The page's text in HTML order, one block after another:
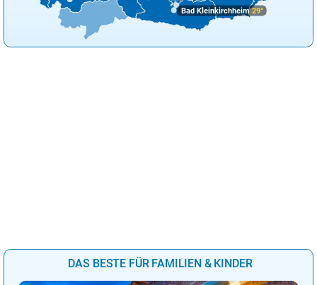
Bad Kleinkirchheim29°
DAS BESTE FÜR FAMILIEN & KINDER